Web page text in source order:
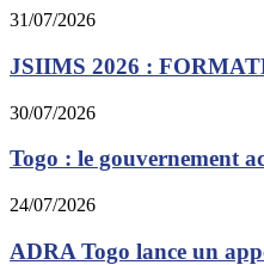
31/07/2026
JSIIMS 2026 :
30/07/2026
Togo : le gouvernement
24/07/2026
ADRA Togo lance un